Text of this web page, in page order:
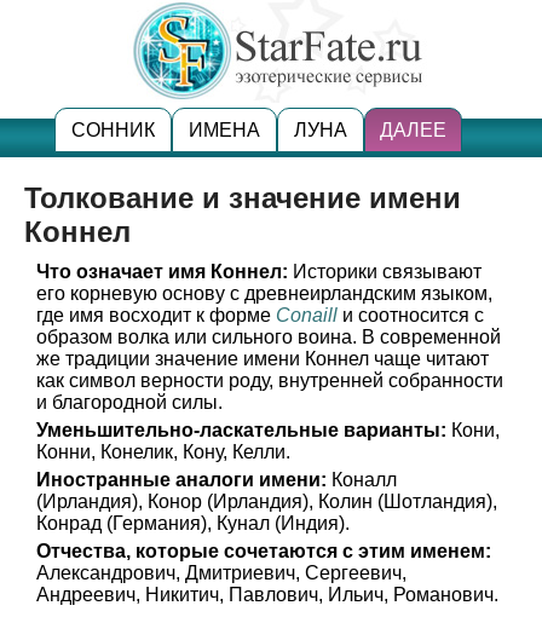
СОННИК ИМЕНА ЛУНА ДАЛЕЕ
Толкование и значение имени
Коннел
Что означает имя Коннел: Историки связывают
его корневую основу с древнеирландским языком,
где имя восходит к форме Conaill и соотносится с
образом волка или сильного воина. В современной
же традиции значение имени Коннел чаще читают
как символ верности роду, внутренней собранности
и благородной силы.
Уменьшительно-ласкательные варианты: Кони,
Конни, Конелик, Кону, Келли.
Иностранные аналоги имени: Коналл
(Ирландия), Конор (Ирландия), Колин (Шотландия),
Конрад (Германия), Кунал (Индия).
Отчества, которые сочетаются с этим именем:
Александрович, Дмитриевич, Сергеевич,
Андреевич, Никитич, Павлович, Ильич, Романович.